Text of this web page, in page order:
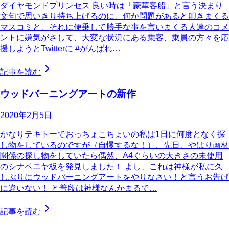
ダイヤモンドプリンセス 良い時は「豪華客船」と言う決まり
文句で思いきり持ち上げるのに、何か問題があると叩きまくる
マスコミと、それに便乗して勝手な事を言いまくる人達のコメ
ントに嫌気がさして、大変な状況にある乗客、乗員の方々を応
援しようとTwitterに #がんばれ…
記事を読む
ウッドバーニングアートの新作
2020年2月5日
かなりテキトーでおっちょこちょいの私は1日に何度となく探
し物をしているのですが（自慢するな！）、先日、やはり画材
関係の探し物をしていたら偶然、A4ぐらいの大きさの未使用
のシナベニヤ板を発見しました！ よし、これは神様が私に久
しぶりにウッドバーニングアートをやりなさい！と言うお告げ
に違いない！ と普段は神様なんかまるで…
記事を読む